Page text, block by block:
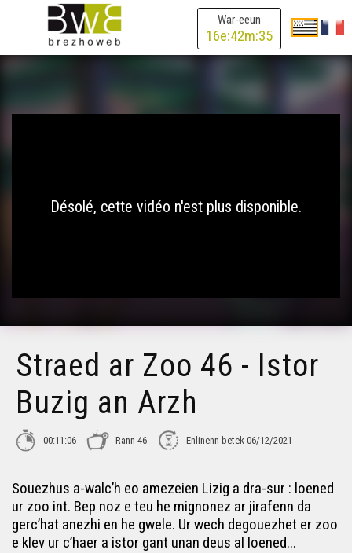
War-eeun
16e:42m:35
Désolé, cette vidéo n'est plus disponible.
Straed ar Zoo 46 - Istor
Buzig an Arzh
00:11:06 Rann 46 Enlinenn betek 06/12/2021
Souezhus a-walc’h eo amezeien Lizig a dra-sur : loened
ur zoo int. Bep noz e teu he mignonez ar jirafenn da
gerc’hat anezhi en he gwele. Ur wech degouezhet er zoo
e klev ur c’haer a istor gant unan deus al loened...